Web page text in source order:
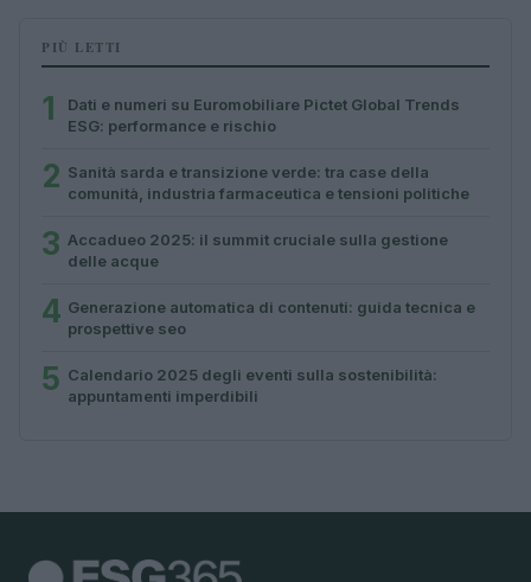
PIÙ LETTI
1
Dati e numeri su Euromobiliare Pictet Global Trends
ESG: performance e rischio
2 Sanità sarda e transizione verde: tra case della
comunità, industria farmaceutica e tensioni politiche
3 Accadueo 2025: il summit cruciale sulla gestione
delle acque
4 Generazione automatica di contenuti: guida tecnica e
prospettive seo
5 Calendario 2025 degli eventi sulla sostenibilità:
appuntamenti imperdibili